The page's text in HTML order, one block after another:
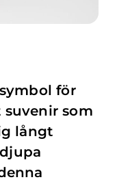
för
som
långt